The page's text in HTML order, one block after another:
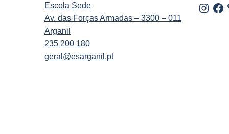
Escola Sede
Av. das Forças Armadas – 3300 – 011
Arganil
235 200 180
geral@esarganil.pt